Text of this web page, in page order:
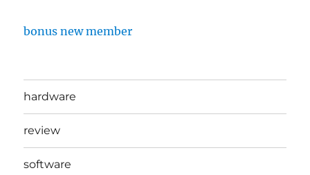
bonus new member
hardware
review
software